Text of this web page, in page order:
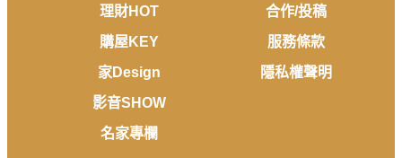
理財HOT
購屋KEY
家Design
影音SHOW
名家專欄
合作/投稿
服務條款
隱私權聲明